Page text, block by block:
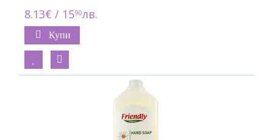
8.13€ / 1590лв.
Купи